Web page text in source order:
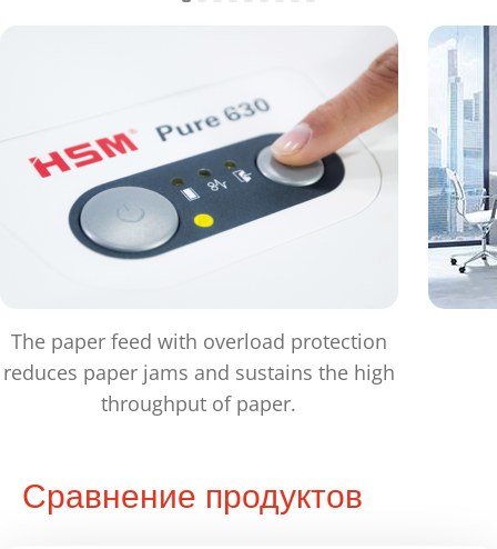
The paper feed with overload protection
reduces paper jams and sustains the high
throughput of paper.
Сравнение продуктов